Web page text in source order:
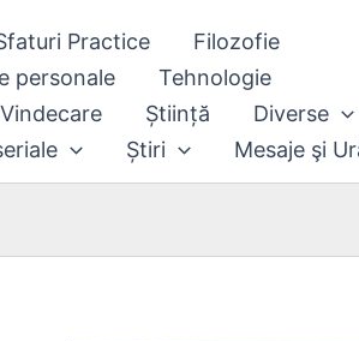
Practice
Filozofie
personale
Tehnologie
Vindecare Știință
Diverse
Știri Mesaje şi